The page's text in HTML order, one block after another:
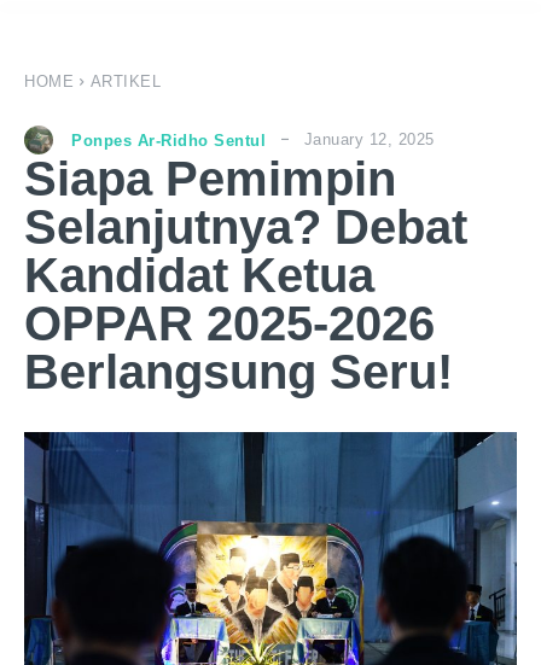
HOME ARTIKEL
Ponpes Ar-Ridho Sentul January 12, 2025
Siapa Pemimpin
Selanjutnya? Debat
Kandidat Ketua
OPPAR 2025-2026
Berlangsung Seru!